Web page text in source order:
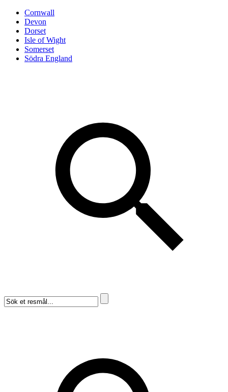
Cornwall
Devon
Dorset
Isle of Wight
Somerset
Södra England